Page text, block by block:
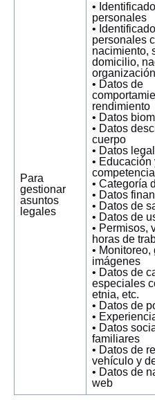
Para
gestionar
asuntos
legales
•
personales
•
personales
nacimiento,
domicilio,
• Datos de
rendimiento
• Datos
• Datos
cuerpo
• Datos
• Educación
• Categoría
• Datos
• Datos de
• Datos de
• Permisos,
horas de
•
imágenes
• Datos de
especiales
etnia, etc.
• Datos de
•
• Datos
familiares
• Datos de
vehículo y
• Datos de
web